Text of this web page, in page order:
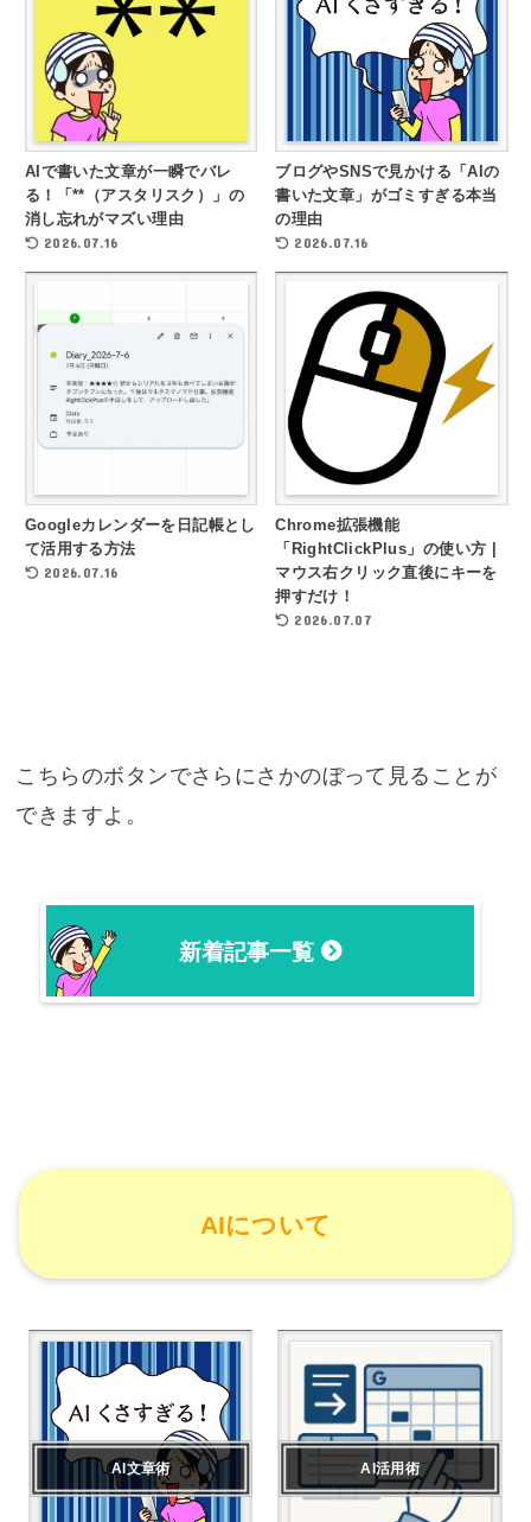
AIで書いた文章が一瞬でバレ
る！「**（アスタリスク）」の
消し忘れがマズい理由
2026.07.16
ブログやSNSで見かける「AIの
書いた文章」がゴミすぎる本当
の理由
2026.07.16
Googleカレンダーを日記帳とし
て活用する方法
2026.07.16
Chrome拡張機能
「RightClickPlus」の使い方 |
マウス右クリック直後にキーを
押すだけ！
2026.07.07
こちらのボタンでさらにさかのぼって見ることが
できますよ。
新着記事一覧
AIについて
AI文章術 AI活用術